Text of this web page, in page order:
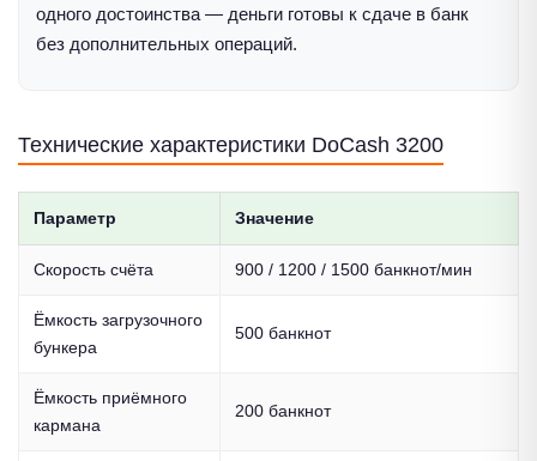
одного достоинства — деньги готовы к сдаче в банк
без дополнительных операций.
Технические характеристики DoCash 3200
Параметр Значение
Скорость счёта 900 / 1200 / 1500 банкнот/мин
Ёмкость загрузочного
бункера
500 банкнот
Ёмкость приёмного
кармана
200 банкнот